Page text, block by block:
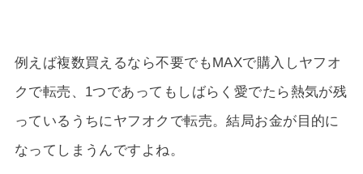
例えば複数買えるなら不要でもMAXで購入しヤフオ
クで転売、1つであってもしばらく愛でたら熱気が残
っているうちにヤフオクで転売。結局お金が目的に
なってしまうんですよね。